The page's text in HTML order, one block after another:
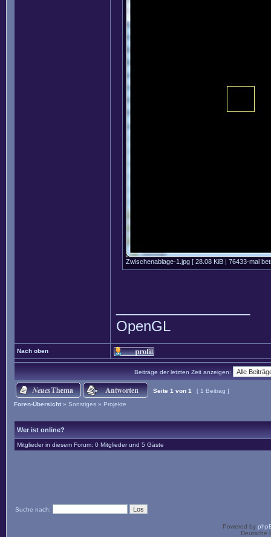
Zwischenablage-1.jpg [ 28.08 KiB | 76433-mal
OpenGL
Nach oben
Beiträge der letzten Zeit anzeigen:
Seite 1 von 1
[ 1 Beitrag ]
Foren-Übersicht » Sonstiges » Projekte
Wer ist online?
Mitglieder in diesem Forum: 0 Mitglieder und 5 Gäste
Suche nach:
Powered by
Deutsche